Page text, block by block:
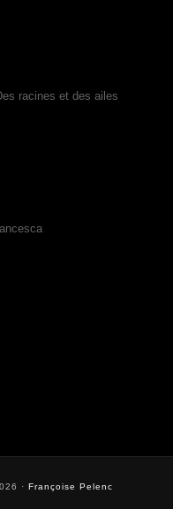
racines et des ailes
· Françoise Pelenc